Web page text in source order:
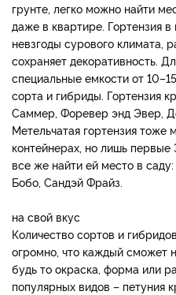
грунте, легко можно найти
даже в квартире. Гортензия
невзгоды сурового климата,
сохраняет декоративность.
специальные емкости от
сорта и гибриды. Гортензия
Саммер, Форевер энд Эвер,
Метельчатая гортензия
контейнерах, но лишь
все же найти ей место в
Бобо, Сандэй Фрайз.
на свой вкус
Количество сортов и
огромно, что каждый сможет
будь то окраска, форма или
популярных видов – петуния